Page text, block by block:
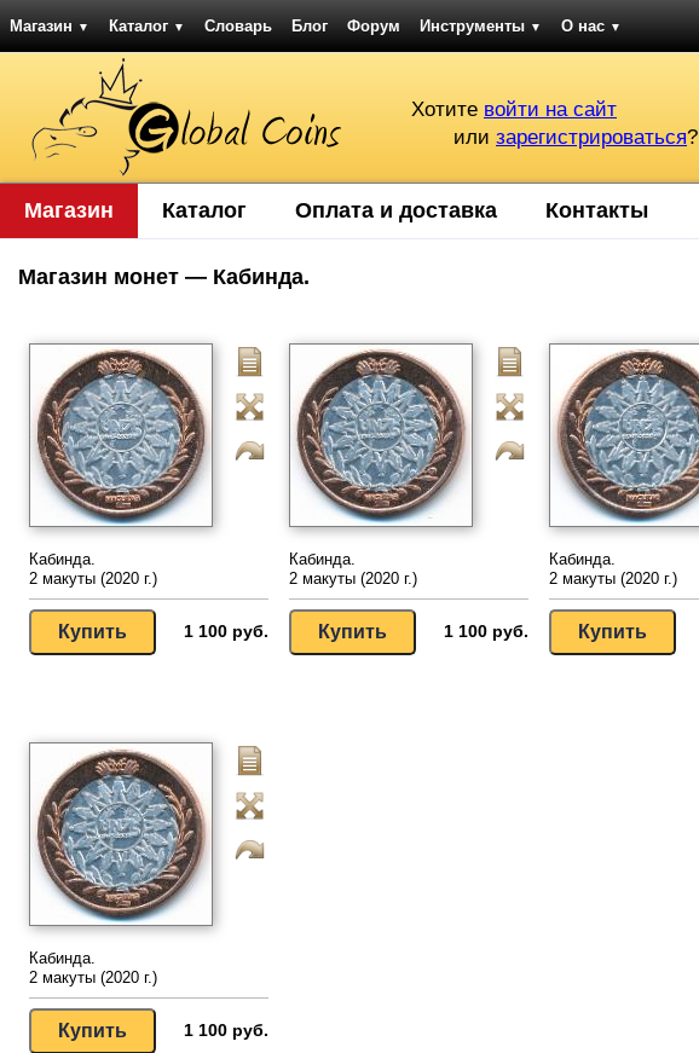
Магазин ▼ Каталог ▼ Словарь Блог Форум Инструменты ▼ О нас ▼
Хотите войти на сайт
или зарегистрироваться?
Магазин Каталог Оплата и доставка Контакты
Магазин монет — Кабинда.
Кабинда.
2 макуты (2020 г.)
1 100 руб.
Кабинда.
2 макуты (2020 г.)
1 100 руб.
Кабинда.
2 макуты (2020 г.)
Кабинда.
2 макуты (2020 г.)
1 100 руб.